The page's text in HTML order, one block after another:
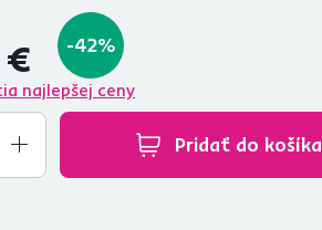
€ -42%
najlepšej ceny
Pridať do košíka